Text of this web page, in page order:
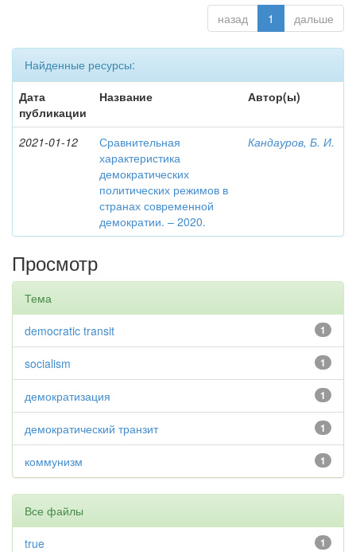
назад 1 дальше
Найденные ресурсы:
Дата
публикации
Название Автор(ы)
2021-01-12
Сравнительная
характеристика
демократических
политических режимов в
странах современной
демократии. – 2020.
Кандауров, Б. И.
Просмотр
Тема
1
democratic transit
1
socialism
1
демократизация
1
демократический транзит
1
коммунизм
Все файлы
1
true